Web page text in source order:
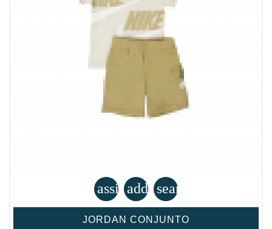
assignment
add_shopping_cart
search
JORDAN CONJUNTO